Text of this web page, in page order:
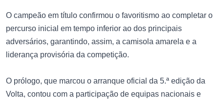
O campeão em título confirmou o favoritismo ao completar o
percurso inicial em tempo inferior ao dos principais
adversários, garantindo, assim, a camisola amarela e a
liderança provisória da competição.
O prólogo, que marcou o arranque oficial da 5.ª edição da
Volta, contou com a participação de equipas nacionais e